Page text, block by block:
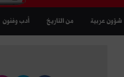
شؤون عربية من التاريخ أدب وفنون